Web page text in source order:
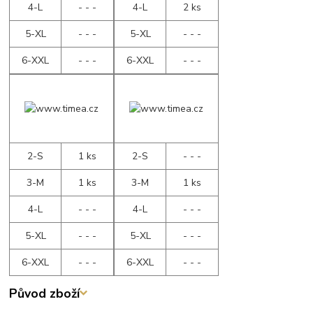
4-L
- - -
5-XL
- - -
6-XXL
- - -
4-L
2 ks
5-XL
- - -
6-XXL
- - -
2-S
1 ks
3-M
1 ks
4-L
- - -
5-XL
- - -
6-XXL
- - -
2-S
- - -
3-M
1 ks
4-L
- - -
5-XL
- - -
6-XXL
- - -
Původ zboží